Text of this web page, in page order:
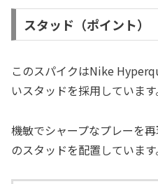
スタッド（ポイント）
このスパイクはNike
いスタッドを採用しています
機敏でシャープなプレーを
のスタッドを配置しています